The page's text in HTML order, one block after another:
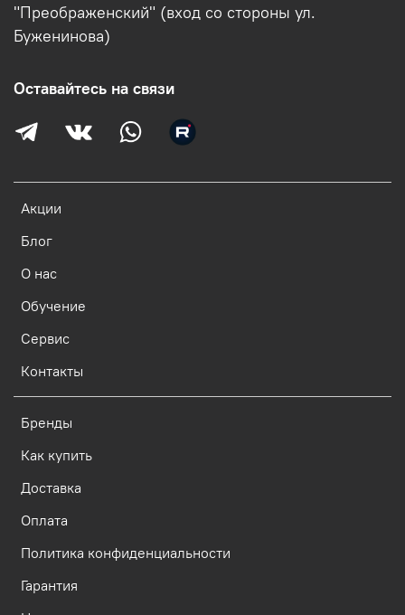
Акции
Блог
О нас
Обучение
Сервис
Контакты
Бренды
Как купить
Доставка
Оплата
Политика конфиденциальности
Гарантия
"Преображенский" (вход со стороны ул.
Буженинова)
Оставайтесь на связи